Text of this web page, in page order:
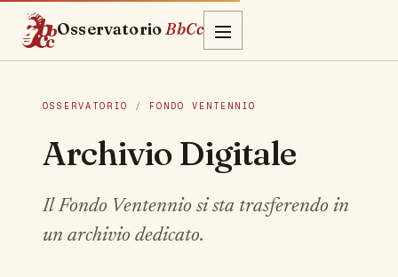
OsservatorioBbCc
OSSERVATORIO / FONDO VENTENNIO
Archivio Digitale
Il Fondo Ventennio si sta trasferendo in
un archivio dedicato.